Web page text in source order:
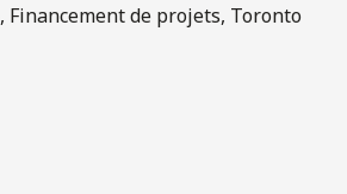
Financement de projets, Toronto